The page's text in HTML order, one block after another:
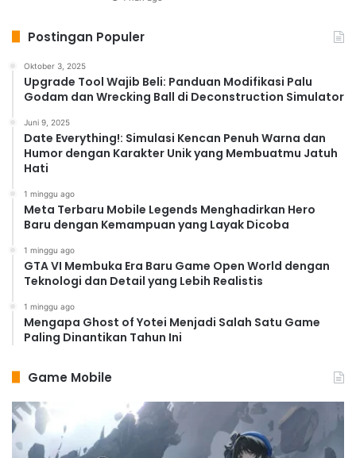
Postingan Populer
Oktober 3, 2025
Upgrade Tool Wajib Beli: Panduan Modifikasi Palu
Godam dan Wrecking Ball di Deconstruction Simulator
Juni 9, 2025
Date Everything!: Simulasi Kencan Penuh Warna dan
Humor dengan Karakter Unik yang Membuatmu Jatuh
Hati
1 minggu ago
Meta Terbaru Mobile Legends Menghadirkan Hero
Baru dengan Kemampuan yang Layak Dicoba
1 minggu ago
GTA VI Membuka Era Baru Game Open World dengan
Teknologi dan Detail yang Lebih Realistis
1 minggu ago
Mengapa Ghost of Yotei Menjadi Salah Satu Game
Paling Dinantikan Tahun Ini
Game Mobile